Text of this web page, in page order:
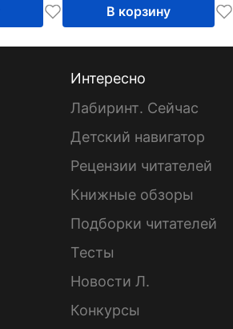
В корзину
Интересно
Лабиринт. Сейчас
Детский навигатор
Рецензии читателей
Книжные обзоры
Подборки читателей
Тесты
Новости Л.
Конкурсы